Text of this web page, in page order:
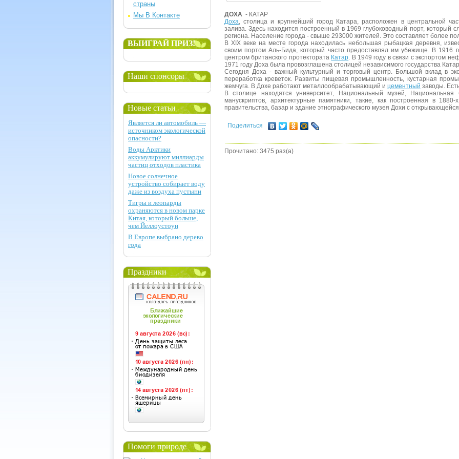
ДОХА - КАТАР
Доха, столица и крупнейший город Катара, расположен в центральной
залива. Здесь находится построенный в 1969 глубоководный порт, который
региона. Население города - свыше 293000 жителей. Это составляет более
В XIX веке на месте города находилась небольшая рыбацкая деревня,
своим портом Аль-Бида, который часто предоставлял им убежище. В 1916
центром британского протектората Катар. В 1949 году в связи с экспортом
1971 году Доха была провозглашена столицей независимого государства
Сегодня Доха - важный культурный и торговый центр. Большой вклад в
переработка креветок. Развиты пищевая промышленность, кустарная
жемчуга. В Дохе работают металлообрабатывающий и цементный заводы.
В столице находятся университет, Национальный музей, Национальная
манускриптов, архитектурные памятники, такие, как построенная в 1880-
правительства, базар и здание этнографического музея Дохи с
Поделиться
Прочитано: 3475 раз(а)
страны
Мы В Контакте
ВЫИГРАЙ ПРИЗ!
Наши спонсоры
Новые статьи
Является ли автомобиль —
источником экологической
опасности?
Воды Арктики
аккумулируют миллиарды
частиц отходов пластика
Новое солнечное
устройство собирает воду
даже из воздуха пустыни
Тигры и леопарды
охраняются в новом парке
Китая, который больше,
чем Йеллоустоун
В Европе выбрано дерево
года
Праздники
Помоги природе